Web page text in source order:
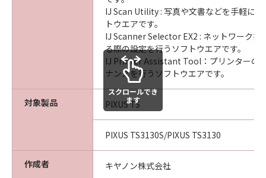
IJ Scan Utility : 写真や文書などを手軽に
トウエアです。
IJ Scanner Selector EX2 : ネットワーク接
る際の設定を行うソフトウエアです。
IJ Printer Assistant Tool：プリンターの
ナンスを行うソフトウエアです。
対象製品 PIXUS TS
PIXUS TS3130S/PIXUS TS3130
作成者 キヤノン株式会社
スクロールでき
ます